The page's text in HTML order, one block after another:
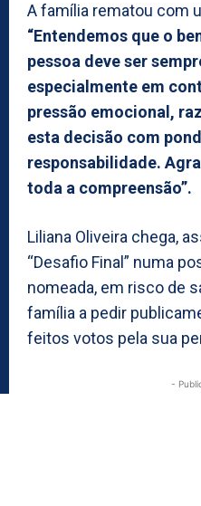
A família rematou com
“Entendemos que o
pessoa deve ser
especialmente em
pressão emocional,
esta decisão com
responsabilidade.
toda a compreensão”.
Liliana Oliveira chega,
“Desafio Final” numa
nomeada, em risco de
família a pedir
feitos votos pela sua
-